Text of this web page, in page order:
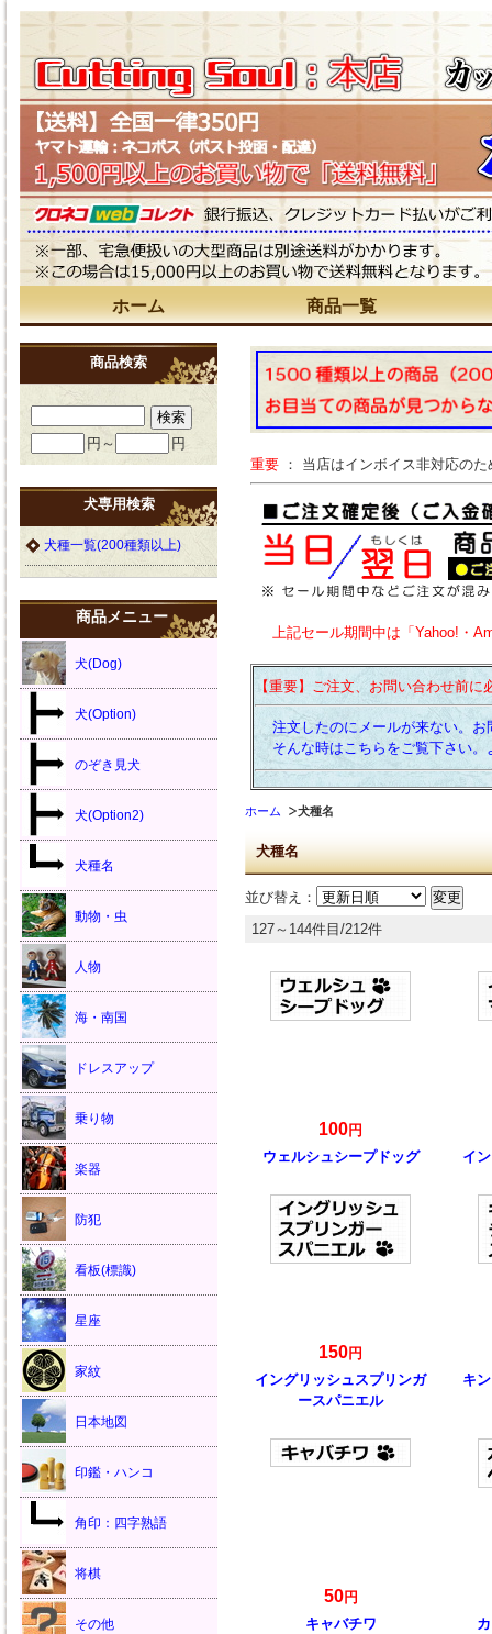
ホーム 商品一覧
重要 ： 当店はインボイス非対応の
上記セール期間中は「Yahoo!・
【重要】ご注文、お問い合わせ前に
注文したのにメールが来ない。お
そんな時はこちらをご覧下さい。
ホーム 犬種名
犬種名
並び替え：
127～144件目/212件
100円
ウェルシュシープドッグ
イ
150円
イングリッシュスプリンガ
ースパニエル
キ
50円
キャバチワ
商品検索
円～ 円
犬専用検索
犬種一覧(200種類以上)
商品メニュー
犬(Dog)
犬(Option)
のぞき見犬
犬(Option2)
犬種名
動物・虫
人物
海・南国
ドレスアップ
乗り物
楽器
防犯
看板(標識)
星座
家紋
日本地図
印鑑・ハンコ
角印：四字熟語
将棋
その他